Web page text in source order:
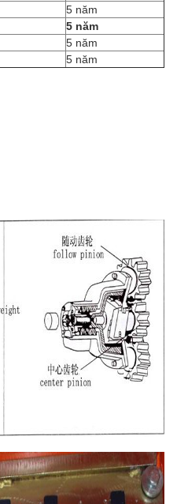
5 năm
5 năm
5 năm
5 năm